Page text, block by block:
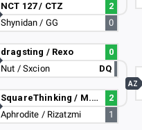
NCT 127 / CTZ
2
Shynidan / GG
0
dragsting / Rexo
0
Nut / Sxcion
DQ
SquareThinking / M.Hot Dog
2
Aphrodite / Rizatzmi
1
AZ